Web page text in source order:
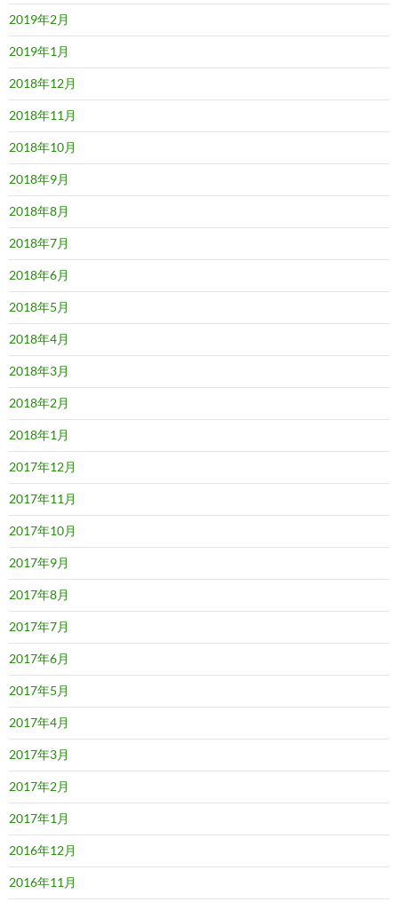
2019年2月
2019年1月
2018年12月
2018年11月
2018年10月
2018年9月
2018年8月
2018年7月
2018年6月
2018年5月
2018年4月
2018年3月
2018年2月
2018年1月
2017年12月
2017年11月
2017年10月
2017年9月
2017年8月
2017年7月
2017年6月
2017年5月
2017年4月
2017年3月
2017年2月
2017年1月
2016年12月
2016年11月